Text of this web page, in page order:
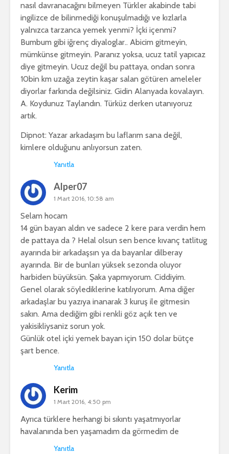
nasıl davranacağını bilmeyen Türkler akabinde tabi
ingilizce de bilinmediği konuşulmadığı ve kızlarla
yalnızca tarzanca yemek yenmi? İçki içenmi?
Bumbum gibi iğrenç diyaloglar.. Abicim gitmeyin,
mümkünse gitmeyin. Paranız yoksa, ucuz tatil yapıcaz
diye gitmeyin. Ucuz değil bu pattaya, ondan sonra
10bin km uzağa zeytin kaşar salan götüren ameleler
diyorlar farkında değilsiniz. Gidin Alanyada kovalayın.
A. Koydunuz Taylandın. Türküz derken utanıyoruz
artık.
Dipnot: Yazar arkadaşım bu laflarım sana değil,
kimlere olduğunu anlıyorsun zaten.
Yanıtla
Alper07
1 Mart 2016, 10:58 am
Selam hocam
14 gün bayan aldın ve sadece 2 kere para verdin hem
de pattaya da ? Helal olsun sen bence kıvanç tatlitug
ayarında bir arkadaşsın ya da bayanlar dilberay
ayarında. Bir de bunları yüksek sezonda oluyor
harbiden büyüksün. Şaka yapmıyorum. Ciddiyim.
Genel olarak söylediklerine katılıyorum. Ama diğer
arkadaşlar bu yazıya inanarak 3 kuruş ile gitmesin
sakın. Ama dediğim gibi renkli göz açık ten ve
yakisikliysaniz sorun yok.
Günlük otel içki yemek bayan için 150 dolar bütçe
şart bence.
Yanıtla
Kerim
1 Mart 2016, 4:50 pm
Ayrıca türklere herhangi bi sıkıntı yaşatmıyorlar
havalanında ben yaşamadım da görmedim de
Yanıtla